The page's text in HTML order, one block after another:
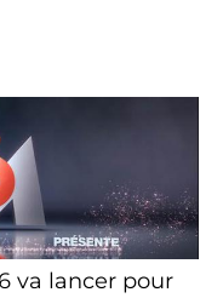
va lancer pour